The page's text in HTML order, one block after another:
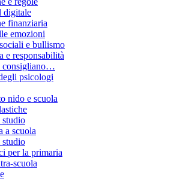
digitale
finanziaria
emozioni
e bullismo
e responsabilità
consigliano…
psicologi
nido e scuola
a scuola
per la primaria
scuola